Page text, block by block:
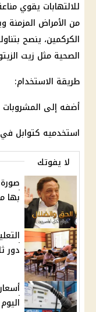
للالتهابات يقوي
من الأمراض المزمنة
الكركمين، ينصح
الصحية مثل زيت
طريقة الاستخدام:
أضفه إلى المشروبات
استخدميه كتوابل
لا يفوتك
بها
دور ثانِى 2025
اليوم